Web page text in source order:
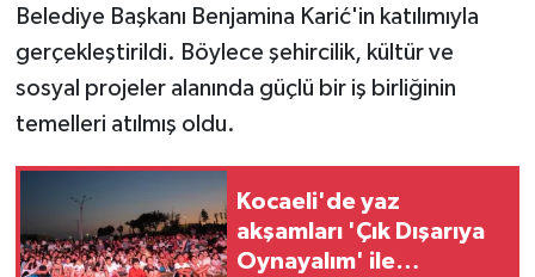
Belediye Başkanı Benjamina Karić'in katılımıyla
gerçekleştirildi. Böylece şehircilik, kültür ve
sosyal projeler alanında güçlü bir iş birliğinin
temelleri atılmış oldu.
Kocaeli'de yaz
akşamları 'Çık Dışarıya
Oynayalım' ile